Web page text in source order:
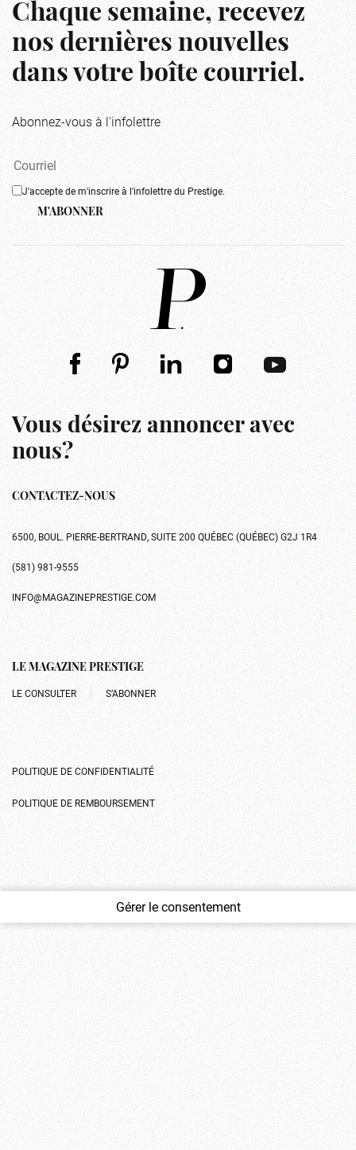
Chaque semaine, recevez
nos dernières nouvelles
dans votre boîte courriel.
Abonnez-vous à l'infolettre
J'accepte de m'inscrire à l'infolettre du Prestige.
M'ABONNER
Vous désirez annoncer avec
nous?
CONTACTEZ-NOUS
6500, BOUL. PIERRE-BERTRAND, SUITE 200 QUÉBEC (QUÉBEC) G2J 1R4
(581) 981-9555
INFO@MAGAZINEPRESTIGE.COM
LE MAGAZINE PRESTIGE
LE CONSULTER S’ABONNER
POLITIQUE DE CONFIDENTIALITÉ
POLITIQUE DE REMBOURSEMENT
Gérer le consentement